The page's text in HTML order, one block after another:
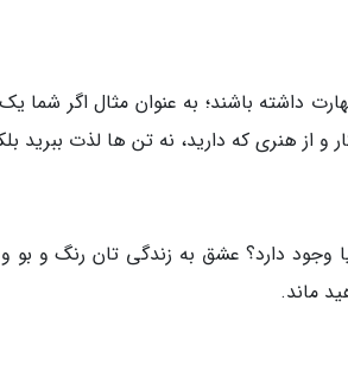
داشته باشند؛ به عنوان مثال اگر شما
و از هنری که دارید، نه تن ها لذت ببرید
وجود دارد؟ عشق به زندگی تان رنگ و بو
ماند.